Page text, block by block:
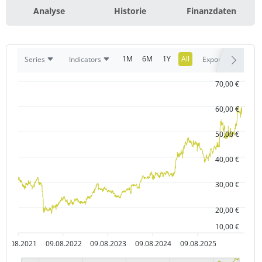
Analyse Historie Finanzdaten
Series Indicators 1M 6M 1Y All Export
09.08.2021 09.08.2022 09.08.2023 09.08.2024 09.08.2025
10,00 €
20,00 €
30,00 €
40,00 €
50,00 €
60,00 €
70,00 €